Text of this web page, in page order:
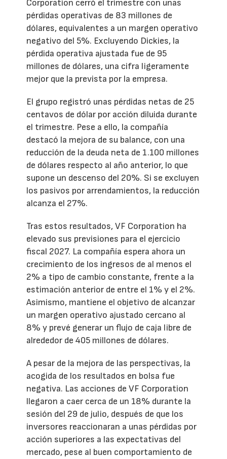
Corporation cerró el trimestre con unas
pérdidas operativas de 83 millones de
dólares, equivalentes a un margen operativo
negativo del 5%. Excluyendo Dickies, la
pérdida operativa ajustada fue de 95
millones de dólares, una cifra ligeramente
mejor que la prevista por la empresa.
El grupo registró unas pérdidas netas de 25
centavos de dólar por acción diluida durante
el trimestre. Pese a ello, la compañía
destacó la mejora de su balance, con una
reducción de la deuda neta de 1.100 millones
de dólares respecto al año anterior, lo que
supone un descenso del 20%. Si se excluyen
los pasivos por arrendamientos, la reducción
alcanza el 27%.
Tras estos resultados, VF Corporation ha
elevado sus previsiones para el ejercicio
fiscal 2027. La compañía espera ahora un
crecimiento de los ingresos de al menos el
2% a tipo de cambio constante, frente a la
estimación anterior de entre el 1% y el 2%.
Asimismo, mantiene el objetivo de alcanzar
un margen operativo ajustado cercano al
8% y prevé generar un flujo de caja libre de
alrededor de 405 millones de dólares.
A pesar de la mejora de las perspectivas, la
acogida de los resultados en bolsa fue
negativa. Las acciones de VF Corporation
llegaron a caer cerca de un 18% durante la
sesión del 29 de julio, después de que los
inversores reaccionaran a unas pérdidas por
acción superiores a las expectativas del
mercado, pese al buen comportamiento de